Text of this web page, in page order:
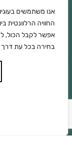
החוויה הרלוונטית
אפשר לקבל הכול,
בחירה בכל עת דרך